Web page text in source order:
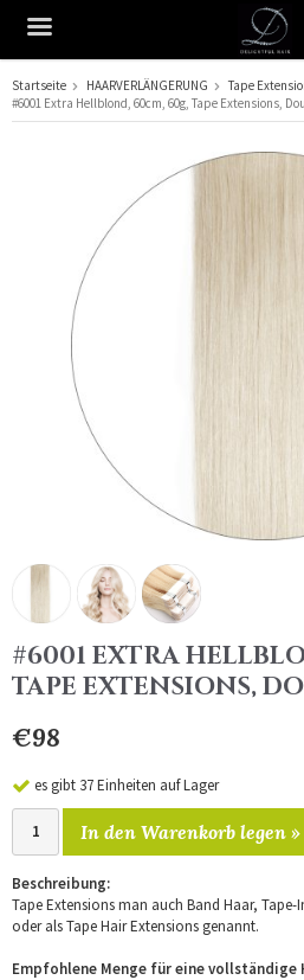
Das Produkt wurde in Ihren
Startseite HAARVERLÄNGERUNG Tape
#6001 Extra Hellblond, 60cm, 60g, Tape Extensions,
#6001 EXTRA
TAPE EXTENSIONS,
€98
es gibt 37 Einheiten auf Lager
In den Warenkorb legen »
Beschreibung:
Tape Extensions man auch Band Haar,
oder als Tape Hair Extensions genannt.
Empfohlene Menge für eine vollständige